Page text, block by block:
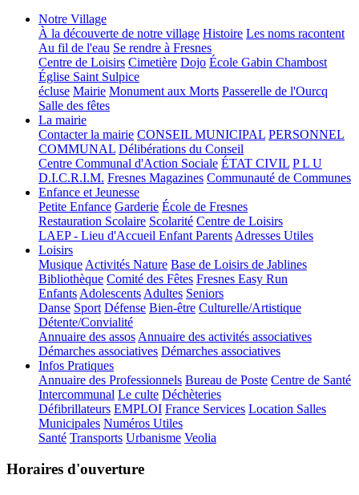
Notre Village
À la découverte de notre village Histoire Les noms racontent
Au fil de l'eau Se rendre à Fresnes
Centre de Loisirs Cimetière Dojo École Gabin Chambost
Église Saint Sulpice
écluse Mairie Monument aux Morts Passerelle de l'Ourcq
Salle des fêtes
La mairie
Contacter la mairie CONSEIL MUNICIPAL PERSONNEL
COMMUNAL Délibérations du Conseil
Centre Communal d'Action Sociale ÉTAT CIVIL P L U
D.I.C.R.I.M. Fresnes Magazines Communauté de Communes
Enfance et Jeunesse
Petite Enfance Garderie École de Fresnes
Restauration Scolaire Scolarité Centre de Loisirs
LAEP - Lieu d'Accueil Enfant Parents Adresses Utiles
Loisirs
Musique Activités Nature Base de Loisirs de Jablines
Bibliothèque Comité des Fêtes Fresnes Easy Run
Enfants Adolescents Adultes Seniors
Danse Sport Défense Bien-être Culturelle/Artistique
Détente/Convialité
Annuaire des assos Annuaire des activités associatives
Démarches associatives Démarches associatives
Infos Pratiques
Annuaire des Professionnels Bureau de Poste Centre de Santé
Intercommunal Le culte Déchèteries
Défibrillateurs EMPLOI France Services Location Salles
Municipales Numéros Utiles
Santé Transports Urbanisme Veolia
Horaires d'ouverture